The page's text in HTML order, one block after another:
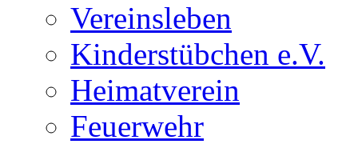
Vereinsleben
Kinderstübchen e.V.
Heimatverein
Feuerwehr